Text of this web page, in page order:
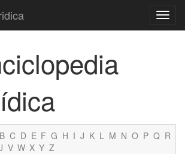
B C D E F G H I J K L M N O P Q R
V W X Y Z